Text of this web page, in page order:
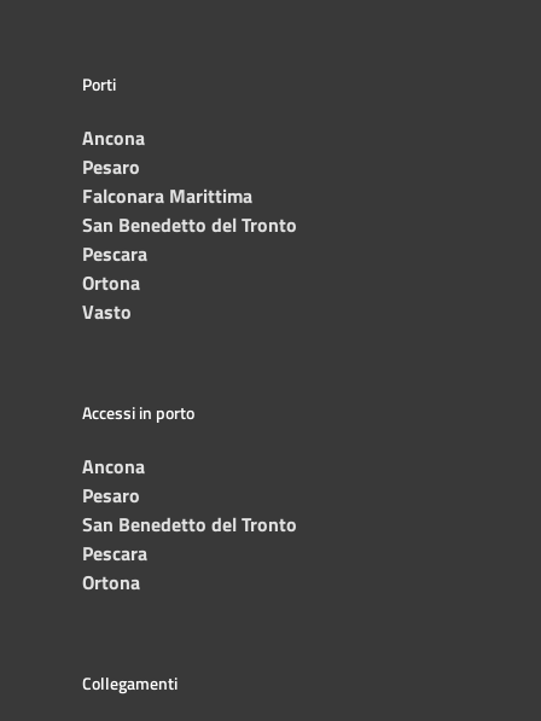
Porti
Ancona
Pesaro
Falconara Marittima
San Benedetto del Tronto
Pescara
Ortona
Vasto
Accessi in porto
Ancona
Pesaro
San Benedetto del Tronto
Pescara
Ortona
Collegamenti